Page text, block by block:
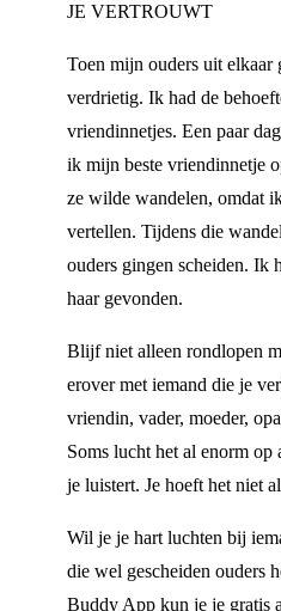
JE VERTROUWT
Toen mijn ouders uit elkaar
verdrietig. Ik had de
vriendinnetjes. Een paar
ik mijn beste vriendinnetje
ze wilde wandelen, omdat
vertellen. Tijdens die
ouders gingen scheiden. Ik
haar gevonden.
Blijf niet alleen rondlopen
erover met iemand die je
vriendin, vader, moeder,
Soms lucht het al enorm op
je luistert. Je hoeft het niet
Wil je je hart luchten bij
die wel gescheiden ouders
Buddy App kun je je gratis